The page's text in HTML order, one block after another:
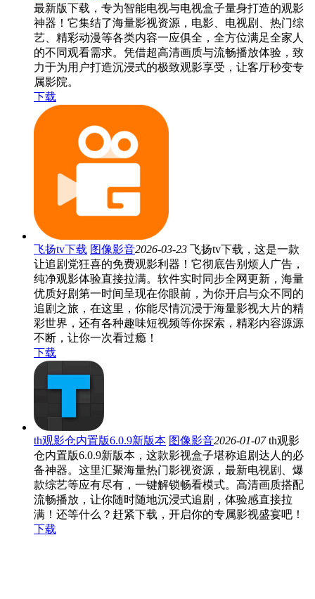
最新版下载，专为智能电视与电视盒子量身打造的观影
神器！它集结了海量影视资源，电影、电视剧、热门综
艺、精彩动漫等各类内容一应俱全，全方位满足全家人
的不同观看需求。凭借超高清画质与流畅播放体验，致
力于为用户打造沉浸式的极致观影享受，让客厅秒变专
属影院。
下载
飞扬tv下载 图像影音2026-03-23 飞扬tv下载，这是一款
让追剧党狂喜的免费观影利器！它彻底告别烦人广告，
纯净观影体验直接拉满。软件实时同步全网更新，海量
优质好剧第一时间呈现在你眼前，为你开启与众不同的
追剧之旅，在这里，你能尽情沉浸于海量影视大片的精
彩世界，还有各种趣味短视频等你探索，精彩内容源源
不断，让你一次看过瘾！
下载
th观影仓内置版6.0.9新版本 图像影音2026-01-07 th观影
仓内置版6.0.9新版本，这款影视盒子堪称追剧达人的必
备神器。这里汇聚海量热门影视资源，最新电视剧、爆
款综艺等应有尽有，一键解锁畅看模式。高清画质搭配
流畅播放，让你随时随地沉浸式追剧，体验感直接拉
满！还等什么？赶紧下载，开启你的专属影视盛宴吧！
下载